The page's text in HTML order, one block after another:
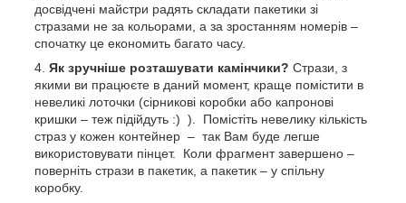
досвідчені майстри радять складати пакетики зі
стразами не за кольорами, а за зростанням номерів –
спочатку це економить багато часу.
Як зручніше розташувати камінчики? Стрази, з
якими ви працюєте в даний момент, краще помістити в
невеликі лоточки (сірникові коробки або капронові
кришки – теж підійдуть :) ). Помістіть невелику кількість
страз у кожен контейнер – так Вам буде легше
використовувати пінцет. Коли фрагмент завершено –
поверніть стрази в пакетик, а пакетик – у спільну
коробку.